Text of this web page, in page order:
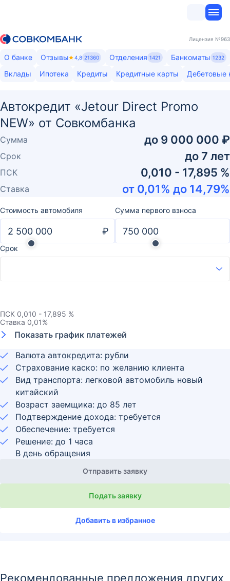
Лицензия №963
О банке Отзывы 4,8 21360 Отделения 1421 Банкоматы 1232
Вклады Ипотека Кредиты Кредитные карты Дебетовые
Автокредит «Jetour Direct Promo
NEW» от Совкомбанка
Добавить в избранное
Сумма до 9 000 000 ₽
Срок до 7 лет
ПСК 0,010 - 17,895 %
Ставка от 0,01% до 14,79%
Валюта автокредита: рубли
Страхование каско: по желанию клиента
Вид транспорта: легковой автомобиль новый
китайский
Возраст заемщика: до 85 лет
Подтверждение дохода: требуется
Обеспечение: требуется
Решение: до 1 часа
В день обращения
Отправить заявку
Подать заявку
Стоимость автомобиля
₽
Сумма первого взноса
Срок
ПСК 0,010 - 17,895 %
Ставка 0,01%
Показать график платежей
Рекомендованные предложения других